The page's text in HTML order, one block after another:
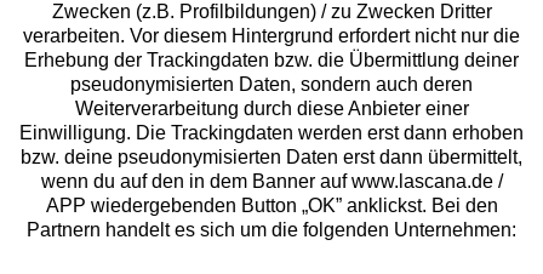
Beratung
Über uns
Rechtliches
Zwecken (z.B. Profilbildungen) / zu Zwecken Dritter
verarbeiten. Vor diesem Hintergrund erfordert nicht nur die
Erhebung der Trackingdaten bzw. die Übermittlung deiner
pseudonymisierten Daten, sondern auch deren
Weiterverarbeitung durch diese Anbieter einer
Einwilligung. Die Trackingdaten werden erst dann erhoben
bzw. deine pseudonymisierten Daten erst dann übermittelt,
wenn du auf den in dem Banner auf www.lascana.de /
APP wiedergebenden Button „OK” anklickst. Bei den
Partnern handelt es sich um die folgenden Unternehmen: